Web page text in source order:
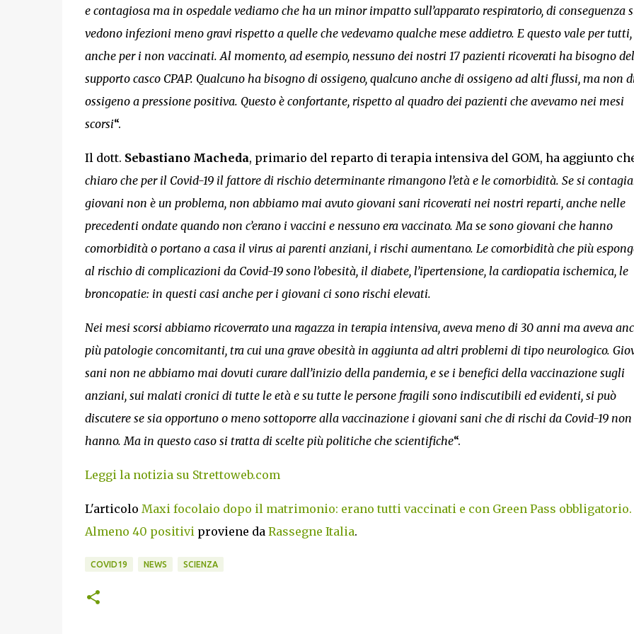
e contagiosa ma in ospedale vediamo che ha un minor impatto sull’apparato respiratorio, di conseguenza
vedono infezioni meno gravi rispetto a quelle che vedevamo qualche mese addietro. E questo vale per tutti,
anche per i non vaccinati. Al momento, ad esempio, nessuno dei nostri 17 pazienti ricoverati ha bisogno del
supporto casco CPAP. Qualcuno ha bisogno di ossigeno, qualcuno anche di ossigeno ad alti flussi, ma non
ossigeno a pressione positiva. Questo è confortante, rispetto al quadro dei pazienti che avevamo nei mesi
scorsi“.
Il dott. Sebastiano Macheda, primario del reparto di terapia intensiva del GOM, ha aggiunto
chiaro che per il Covid-19 il fattore di rischio determinante rimangono l’età e le comorbidità. Se si
giovani non è un problema, non abbiamo mai avuto giovani sani ricoverati nei nostri reparti, anche nelle
precedenti ondate quando non c’erano i vaccini e nessuno era vaccinato. Ma se sono giovani che hanno
comorbidità o portano a casa il virus ai parenti anziani, i rischi aumentano. Le comorbidità che più
al rischio di complicazioni da Covid-19 sono l’obesità, il diabete, l’ipertensione, la cardiopatia ischemica, le
broncopatie: in questi casi anche per i giovani ci sono rischi elevati.
Nei mesi scorsi abbiamo ricoverrato una ragazza in terapia intensiva, aveva meno di 30 anni ma aveva
più patologie concomitanti, tra cui una grave obesità in aggiunta ad altri problemi di tipo neurologico.
sani non ne abbiamo mai dovuti curare dall’inizio della pandemia, e se i benefici della vaccinazione sugli
anziani, sui malati cronici di tutte le età e su tutte le persone fragili sono indiscutibili ed evidenti, si può
discutere se sia opportuno o meno sottoporre alla vaccinazione i giovani sani che di rischi da Covid-19 non
hanno. Ma in questo caso si tratta di scelte più politiche che scientifiche“.
Leggi la notizia su Strettoweb.com
L'articolo Maxi focolaio dopo il matrimonio: erano tutti vaccinati e con Green Pass obbligatorio.
Almeno 40 positiviproviene da Rassegne Italia.
COVID19 NEWS SCIENZA